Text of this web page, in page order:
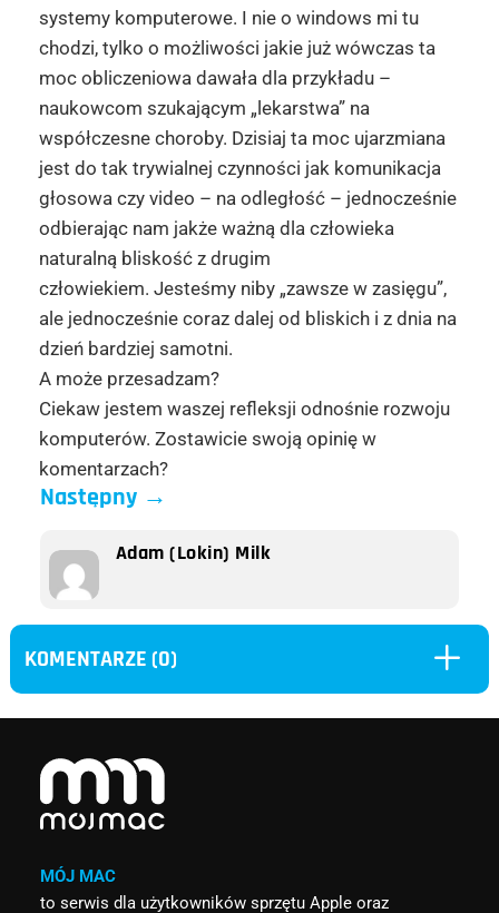
systemy komputerowe. I nie o windows mi tu
chodzi, tylko o możliwości jakie już wówczas ta
moc obliczeniowa dawała dla przykładu –
naukowcom szukającym „lekarstwa” na
współczesne choroby. Dzisiaj ta moc ujarzmiana
jest do tak trywialnej czynności jak komunikacja
głosowa czy video – na odległość – jednocześnie
odbierając nam jakże ważną dla człowieka
naturalną bliskość z drugim
człowiekiem. Jesteśmy niby „zawsze w zasięgu”,
ale jednocześnie coraz dalej od bliskich i z dnia na
dzień bardziej samotni.
A może przesadzam?
Ciekaw jestem waszej refleksji odnośnie rozwoju
komputerów. Zostawicie swoją opinię w
komentarzach?
Następny→
Adam (Lokin) Milk
KOMENTARZE (0) L
MÓJ MAC
to serwis dla użytkowników sprzętu Apple oraz